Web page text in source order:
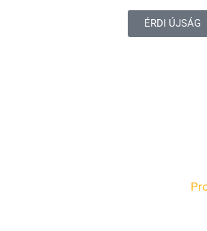
ÉRDI ÚJSÁG